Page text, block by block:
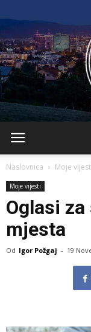
Naslovnica Moje
Moje vijesti
Oglasi
mjesta
Od Igor Požgaj - 19